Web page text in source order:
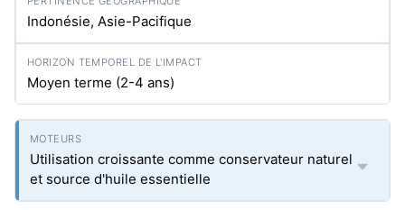
Indonésie, Asie-Pacifique
Moyen terme (2-4 ans)
Utilisation croissante comme conservateur naturel
et source d'huile essentielle